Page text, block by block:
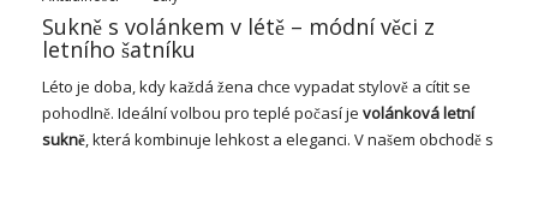
Sukně s volánkem v létě – módní věci z
letního šatníku
Léto je doba, kdy každá žena chce vypadat stylově a cítit se
pohodlně. Ideální volbou pro teplé počasí je volánková letní
sukně, která kombinuje lehkost a eleganci. V našem obchodě s